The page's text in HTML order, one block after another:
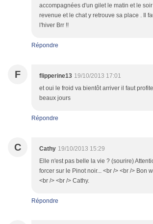
accompagnées d'un gilet le matin et le
revenue et le chat y retrouve sa place . Il
l'hiver Brr !!
Répondre
F flipperine13 19/10/2013 17:01
et oui le froid va bientôt arriver il faut
beaux jours
Répondre
C Cathy 19/10/2013 15:29
Elle n'est pas belle la vie ? (sourire)
forcer sur le Pinot noir... <br /> <br /> Bon
<br /> <br /> Cathy.
Répondre